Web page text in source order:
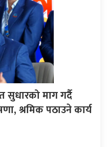
सुधारको माग गर्दै
श्रमिक पठाउने कार्य